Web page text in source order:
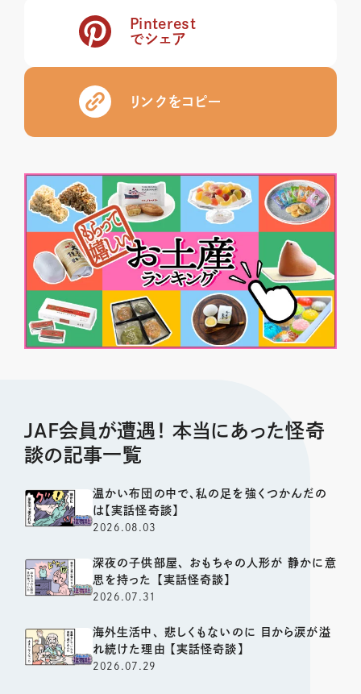
Pinterest
でシェア
リンクをコピー
JAF会員が遭遇！ 本当にあった怪奇
談の記事一覧
温かい布団の中で、私の足を強くつかんだの
は【実話怪奇談】
2026.08.03
深夜の子供部屋、 おもちゃの人形が 静かに意
思を持った 【実話怪奇談】
2026.07.31
海外生活中、 悲しくもないのに 目から涙が溢
れ続けた理由 【実話怪奇談】
2026.07.29